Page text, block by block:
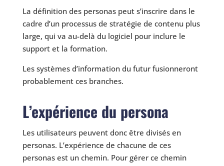
La définition des personas peut s’inscrire dans le
cadre d’un processus de stratégie de contenu plus
large, qui va au-delà du logiciel pour inclure le
support et la formation.
Les systèmes d’information du futur fusionneront
probablement ces branches.
L’expérience du persona
Les utilisateurs peuvent donc être divisés en
personas. L’expérience de chacune de ces
personas est un chemin. Pour gérer ce chemin